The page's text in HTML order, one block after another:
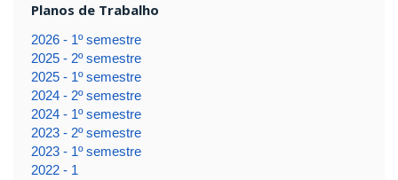
Planos de Trabalho
2026 - 1º semestre
2025 - 2º semestre
2025 - 1º semestre
2024 - 2º semestre
2024 - 1º semestre
2023 - 2º semestre
2023 - 1º semestre
2022 - 1